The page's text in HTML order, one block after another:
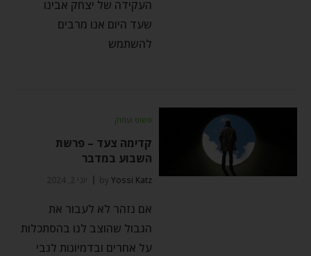
העקידה של יצחק אבינו
שעד היום אנו מרבים
להשתמש
פשוט ועמוק
קדימה צעד – פרשת
השבוע במדבר
byYossi Katz יוני 2, 2024
אם נזהר לא לעבור את
הגבול שהוצב לנו בהסתכלות
על אחרים ובדמיונות לגבי